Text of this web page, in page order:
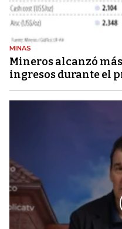
MINAS
Mineros alcanzó
ingresos durante el